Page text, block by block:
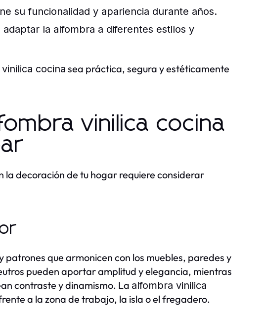
su funcionalidad y apariencia durante años.
adaptar la alfombra a diferentes estilos y
cocina sea práctica, segura y estéticamente
vinilica cocina
la decoración de tu hogar requiere considerar
patrones que armonicen con los muebles, paredes y
pueden aportar amplitud y elegancia, mientras
contraste y dinamismo. La alfombra vinilica
a la zona de trabajo, la isla o el fregadero.